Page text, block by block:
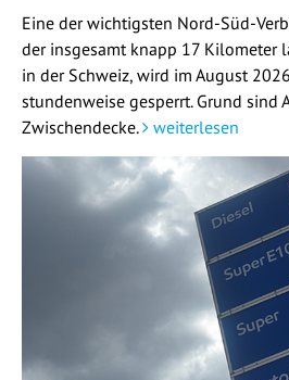
Eine der wichtigsten Nord-Süd-
der insgesamt knapp 17 Kilometer
in der Schweiz, wird im August
stundenweise gesperrt. Grund sind
Zwischendecke.
weiterlesen